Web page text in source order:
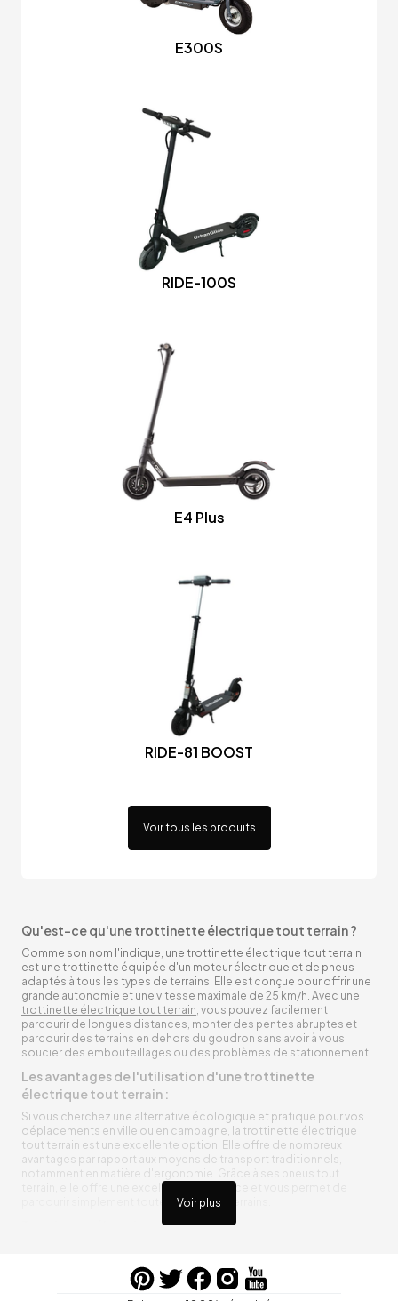
E300S
RIDE-100S
E4 Plus
RIDE-81 BOOST
Voir tous les produits
Voir plus
Qu'est-ce qu'une trottinette électrique tout terrain ?
Comme son nom l'indique, une trottinette électrique tout terrain
est une trottinette équipée d'un moteur électrique et de pneus
adaptés à tous les types de terrains. Elle est conçue pour offrir une
grande autonomie et une vitesse maximale de 25 km/h. Avec une
trottinette électrique tout terrain, vous pouvez facilement
parcourir de longues distances, monter des pentes abruptes et
parcourir des terrains en dehors du goudron sans avoir à vous
soucier des embouteillages ou des problèmes de stationnement.
Les avantages de l'utilisation d'une trottinette
électrique tout terrain :
Si vous cherchez une alternative écologique et pratique pour vos
déplacements en ville ou en campagne, la trottinette électrique
tout terrain est une excellente option. Elle offre de nombreux
avantages par rapport aux moyens de transport traditionnels,
notamment en matière d'ergonomie. Grâce à ses pneus tout
terrain, elle offre une excellente adhérence et vous permet de
parcourir simplement toutes sortes de terrains.
Trottinette électrique tout terrain ergonomique
entre vos trajets, vous n’aurez pas à vous soucier de l’état de sa
batterie. De plus, elle est équipée de pneus résistants qui peuvent